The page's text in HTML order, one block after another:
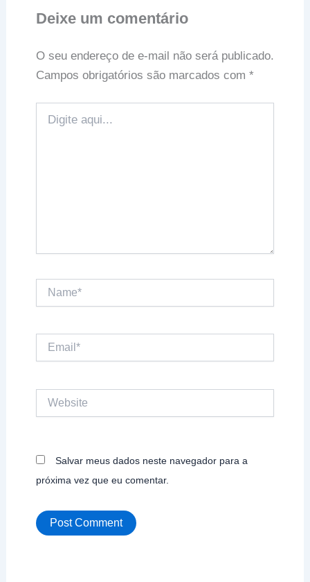
Deixe um comentário
O seu endereço de e-mail não será publicado.
Campos obrigatórios são marcados com *
aqui...
Email*
Salvar meus dados neste navegador para a
próxima vez que eu comentar.